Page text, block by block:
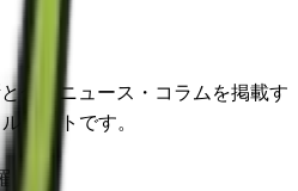
介護ニュース・コラムを掲載す
サイトです。